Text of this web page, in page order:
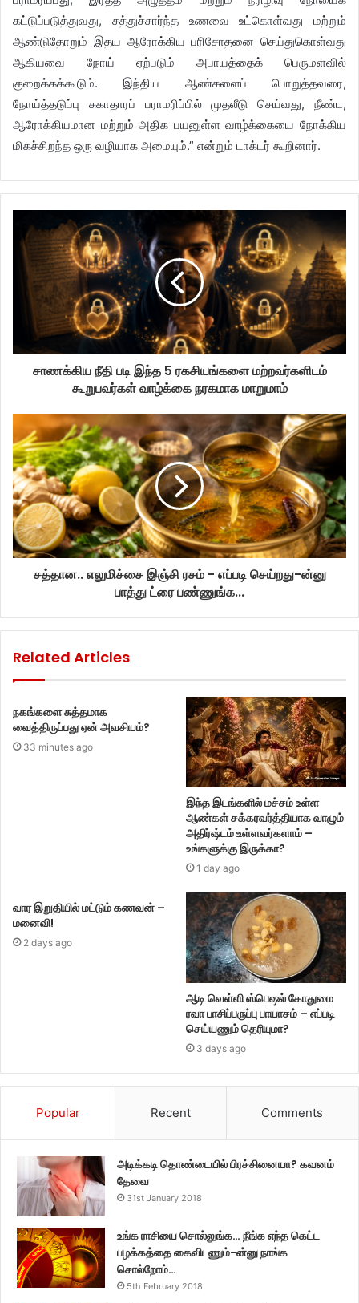
கட்டுப்படுத்துவது, சத்துச்சார்ந்த உணவை உட்கொள்வது மற்றும்
ஆண்டுதோறும் இதய ஆரோக்கிய பரிசோதனை செய்துகொள்வது
ஆகியவை நோய் ஏற்படும் அபாயத்தைக் பெருமளவில்
குறைக்கக்கூடும். இந்திய ஆண்களைப் பொறுத்தவரை,
நோய்த்தடுப்பு சுகாதாரப் பராமரிப்பில் முதலீடு செய்வது, நீண்ட,
ஆரோக்கியமான மற்றும் அதிக பயனுள்ள வாழ்க்கையை நோக்கிய
மிகச்சிறந்த ஒரு வழியாக அமையும்.” என்றும் டாக்டர் கூறினார்.
சாணக்கிய நீதி படி இந்த 5 ரகசியங்களை மற்றவர்களிடம்
கூறுபவர்கள் வாழ்க்கை நரகமாக மாறுமாம்
சத்தான.. எலுமிச்சை இஞ்சி ரசம் - எப்படி செய்றது-ன்னு
பாத்து ட்ரை பண்ணுங்க...
Related Articles
நகங்களை சுத்தமாக
வைத்திருப்பது ஏன் அவசியம்?
33 minutes ago
இந்த இடங்களில் மச்சம் உள்ள
ஆண்கள் சக்கரவர்த்தியாக வாழும்
அதிர்ஷ்டம் உள்ளவர்களாம் –
உங்களுக்கு இருக்கா?
1 day ago
வார இறுதியில் மட்டும் கணவன் –
மனைவி!
2 days ago
ஆடி வெள்ளி ஸ்பெஷல் கோதுமை
ரவா பாசிப்பருப்பு பாயாசம் – எப்படி
செய்யணும் தெரியுமா?
3 days ago
Popular Recent Comments
அடிக்கடி தொண்டையில் பிரச்சினையா? கவனம்
தேவை
31st January 2018
உங்க ராசியை சொல்லுங்க… நீங்க எந்த கெட்ட
பழக்கத்தை கைவிடணும்-ன்னு நாங்க
சொல்றோம்…
5th February 2018